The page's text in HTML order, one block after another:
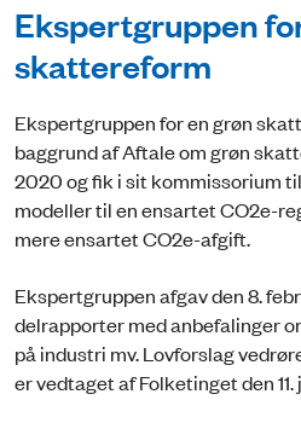
Ekspertgruppen
skattereform
Ekspertgruppen for en grøn
baggrund af Aftale om grøn
2020 og fik i sit kommissorium
modeller til en ensartet CO2e-
mere ensartet CO2e-afgift.
Ekspertgruppen afgav den 8.
delrapporter med anbefalinger
på industri mv. Lovforslag
er vedtaget af Folketinget den